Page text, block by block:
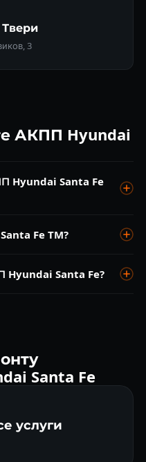
Твери
3
АКПП Hyundai
Hyundai Santa Fe
ремонт от 28
Fe TM?
гидроблока — всё без
Santa Fe?
Santa Fe
услуги